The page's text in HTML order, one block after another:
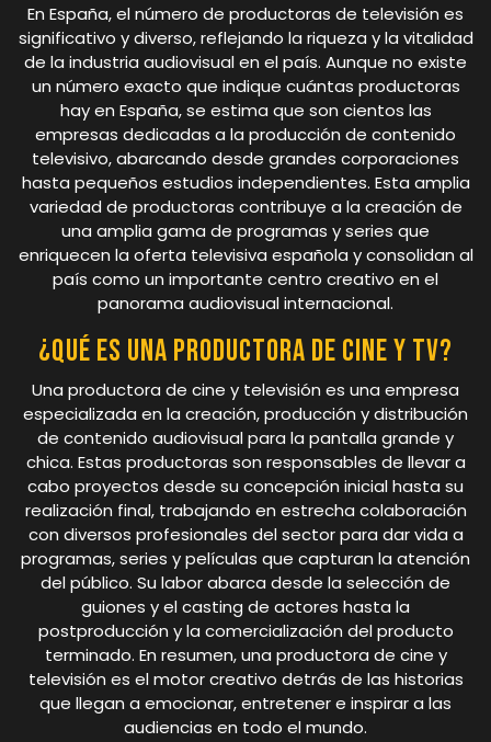
En España, el número de productoras de televisión es
significativo y diverso, reflejando la riqueza y la vitalidad
de la industria audiovisual en el país. Aunque no existe
un número exacto que indique cuántas productoras
hay en España, se estima que son cientos las
empresas dedicadas a la producción de contenido
televisivo, abarcando desde grandes corporaciones
hasta pequeños estudios independientes. Esta amplia
variedad de productoras contribuye a la creación de
una amplia gama de programas y series que
enriquecen la oferta televisiva española y consolidan al
país como un importante centro creativo en el
panorama audiovisual internacional.
¿Qué es una productora de cine y tv?
Una productora de cine y televisión es una empresa
especializada en la creación, producción y distribución
de contenido audiovisual para la pantalla grande y
chica. Estas productoras son responsables de llevar a
cabo proyectos desde su concepción inicial hasta su
realización final, trabajando en estrecha colaboración
con diversos profesionales del sector para dar vida a
programas, series y películas que capturan la atención
del público. Su labor abarca desde la selección de
guiones y el casting de actores hasta la
postproducción y la comercialización del producto
terminado. En resumen, una productora de cine y
televisión es el motor creativo detrás de las historias
que llegan a emocionar, entretener e inspirar a las
audiencias en todo el mundo.